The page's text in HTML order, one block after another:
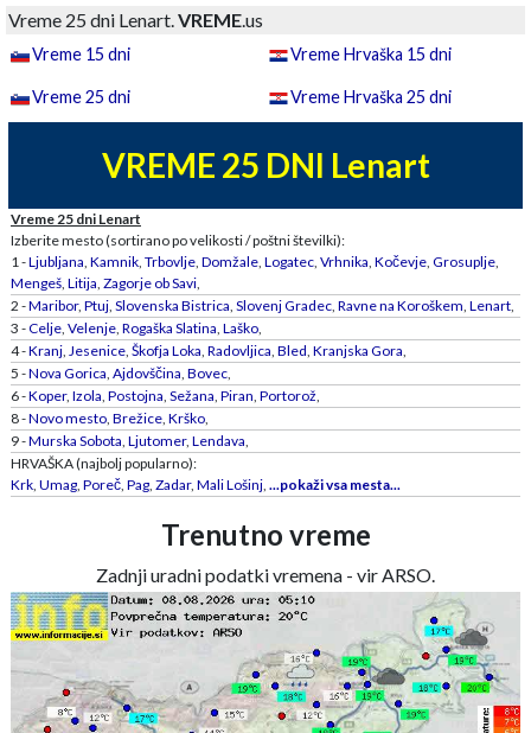
Vreme 25 dni Lenart.VREME.us
Vreme 15 dni Vreme Hrvaška 15 dni
Vreme 25 dni Vreme Hrvaška 25 dni
VREME 25 DNI Lenart
Vreme 25 dni Lenart
Izberite mesto (sortirano po velikosti / poštni številki):
1 -Ljubljana, Kamnik, Trbovlje, Domžale, Logatec, Vrhnika, Kočevje, Grosuplje,
Mengeš, Litija, Zagorje ob Savi,
2 -Maribor, Ptuj, Slovenska Bistrica, Slovenj Gradec, Ravne na Koroškem, Lenart,
3 -Celje, Velenje, Rogaška Slatina, Laško,
4 -Kranj, Jesenice, Škofja Loka, Radovljica, Bled, Kranjska Gora,
5 -Nova Gorica, Ajdovščina, Bovec,
6 -Koper, Izola, Postojna, Sežana, Piran, Portorož,
8 -Novo mesto, Brežice, Krško,
9 -Murska Sobota, Ljutomer, Lendava,
HRVAŠKA (najbolj popularno):
Krk, Umag, Poreč, Pag, Zadar, Mali Lošinj, ...pokaži vsa mesta...
Trenutno vreme
Zadnji uradni podatki vremena - vir ARSO.